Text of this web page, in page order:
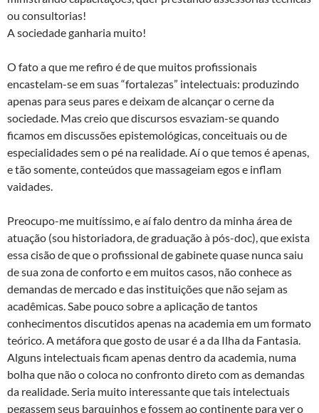
ou consultorias!
A sociedade ganharia muito!
O fato a que me refiro é de que muitos profissionais
encastelam-se em suas “fortalezas” intelectuais: produzindo
apenas para seus pares e deixam de alcançar o cerne da
sociedade. Mas creio que discursos esvaziam-se quando
ficamos em discussões epistemológicas, conceituais ou de
especialidades sem o pé na realidade. Aí o que temos é apenas,
e tão somente, conteúdos que massageiam egos e inflam
vaidades.
Preocupo-me muitíssimo, e aí falo dentro da minha área de
atuação (sou historiadora, de graduação à pós-doc), que exista
essa cisão de que o profissional de gabinete quase nunca saiu
de sua zona de conforto e em muitos casos, não conhece as
demandas de mercado e das instituições que não sejam as
acadêmicas. Sabe pouco sobre a aplicação de tantos
conhecimentos discutidos apenas na academia em um formato
teórico. A metáfora que gosto de usar é a da Ilha da Fantasia.
Alguns intelectuais ficam apenas dentro da academia, numa
bolha que não o coloca no confronto direto com as demandas
da realidade. Seria muito interessante que tais intelectuais
pegassem seus barquinhos e fossem ao continente para ver o